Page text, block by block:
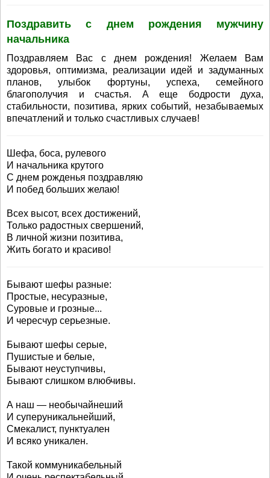
Поздравить с днем рождения мужчину
начальника
Поздравляем Вас с днем рождения! Желаем Вам
здоровья, оптимизма, реализации идей и задуманных
планов, улыбок фортуны, успеха, семейного
благополучия и счастья. А еще бодрости духа,
стабильности, позитива, ярких событий, незабываемых
впечатлений и только счастливых случаев!
Шефа, боса, рулевого
И начальника крутого
С днем рожденья поздравляю
И побед больших желаю!
Всех высот, всех достижений,
Только радостных свершений,
В личной жизни позитива,
Жить богато и красиво!
Бывают шефы разные:
Простые, несуразные,
Суровые и грозные...
И чересчур серьезные.
Бывают шефы серые,
Пушистые и белые,
Бывают неуступчивы,
Бывают слишком влюбчивы.
А наш — необычайнеший
И суперуникальнейший,
Смекалист, пунктуален
И всяко уникален.
Такой коммуникабельный